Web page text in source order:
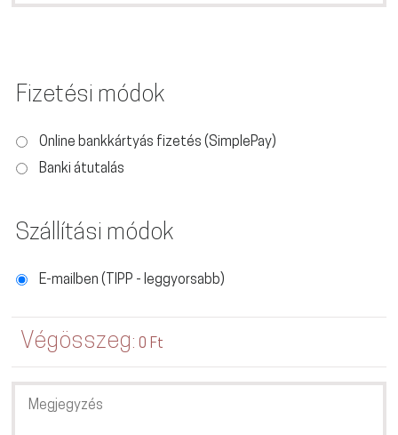
Fizetési módok
Online bankkártyás fizetés (SimplePay)
Banki átutalás
Szállítási módok
E-mailben (TIPP - leggyorsabb)
Végösszeg: 0 Ft